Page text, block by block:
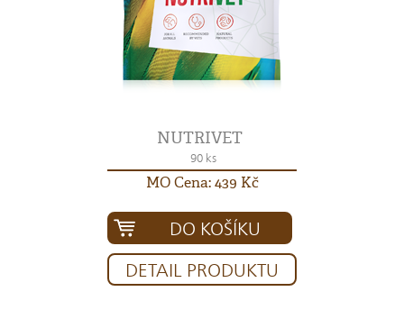
NUTRIVET
90 ks
MO Cena: 439 Kč
DO KOŠÍKU
DETAIL PRODUKTU